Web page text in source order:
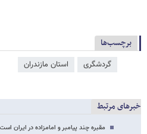
برچسب‌ها
گردشگری استان مازندران
خبرهای مرتبط
مقبره چند پیامبر و امامزاده در ایران